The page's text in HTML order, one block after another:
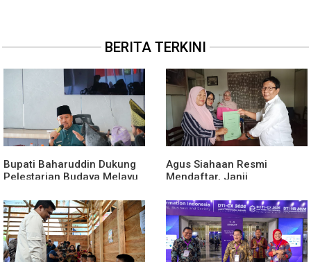
BERITA TERKINI
Bupati Baharuddin Dukung
Pelestarian Budaya Melayu
Jilid 7
Agus Siahaan Resmi
Mendaftar, Janji
Lomba Karya Tulis Se-Sumut